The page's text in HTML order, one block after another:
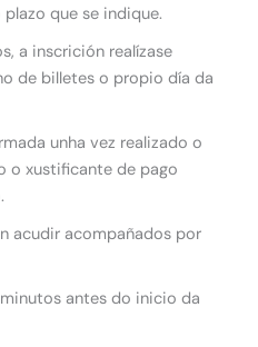
que se indique.
a inscrición realízase
de billetes o propio día da
unha vez realizado o
o xustificante de pago
acudir acompañados por
antes do inicio da